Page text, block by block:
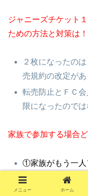
ジャニーズチケット
ための方法と対策は！
２枚になったの
売規約の改定があ
転売防止とＦＣ
限になったのでは
家族で参加する場合
①家族がもう一人
②ファンクラブ会
行させてもらう。
メニュー ホーム